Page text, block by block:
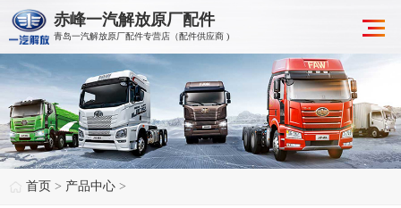
赤峰一汽解放原厂配件
青岛一汽解放原厂配件专营店（配件供应商 )
首页 > 产品中心 >